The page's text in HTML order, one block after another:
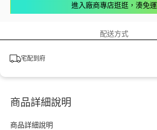
進入廠商專店逛逛，湊免運
配送方式
宅配到府
商品詳細說明
商品詳細說明